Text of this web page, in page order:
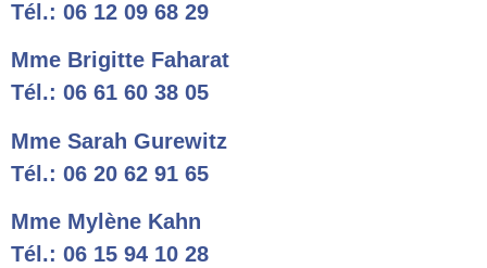
Tél.: 06 12 09 68 29
Mme Brigitte Faharat
Tél.: 06 61 60 38 05
Mme Sarah Gurewitz
Tél.: 06 20 62 91 65
Mme Mylène Kahn
Tél.: 06 15 94 10 28